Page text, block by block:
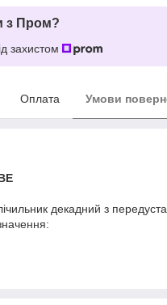
з Пром?
захистом
Оплата Умови
декадний з